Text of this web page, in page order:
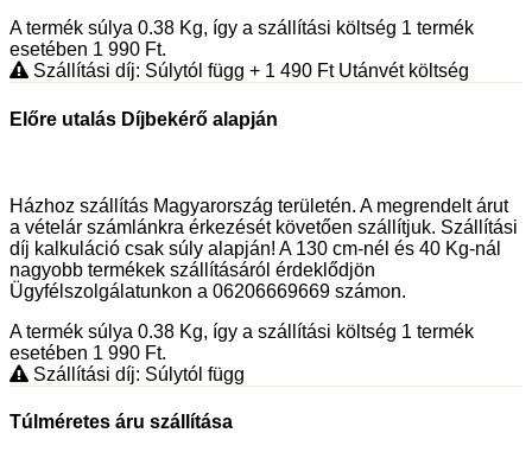
A termék súlya 0.38 Kg, így a szállítási költség 1 termék
esetében 1 990 Ft.
Szállítási díj: Súlytól függ + 1 490 FtUtánvét költség
Előre utalás Díjbekérő alapján
Házhoz szállítás Magyarország területén. A megrendelt árut
a vételár számlánkra érkezését követően szállítjuk. Szállítási
díj kalkuláció csak súly alapján! A 130 cm-nél és 40 Kg-nál
nagyobb termékek szállításáról érdeklődjön
Ügyfélszolgálatunkon a 06206669669 számon.
A termék súlya 0.38 Kg, így a szállítási költség 1 termék
esetében 1 990 Ft.
Szállítási díj: Súlytól függ
Túlméretes áru szállítása